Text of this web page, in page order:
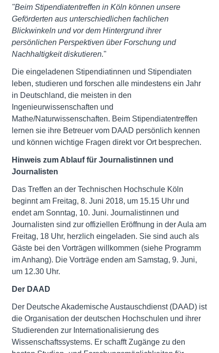
"Beim Stipendiatentreffen in Köln können unsere
Geförderten aus unterschiedlichen fachlichen
Blickwinkeln und vor dem Hintergrund ihrer
persönlichen Perspektiven über Forschung und
Nachhaltigkeit diskutieren."
Die eingeladenen Stipendiatinnen und Stipendiaten
leben, studieren und forschen alle mindestens ein Jahr
in Deutschland, die meisten in den
Ingenieurwissenschaften und
Mathe/Naturwissenschaften. Beim Stipendiatentreffen
lernen sie ihre Betreuer vom DAAD persönlich kennen
und können wichtige Fragen direkt vor Ort besprechen.
Hinweis zum Ablauf für Journalistinnen und
Journalisten
Das Treffen an der Technischen Hochschule Köln
beginnt am Freitag, 8. Juni 2018, um 15.15 Uhr und
endet am Sonntag, 10. Juni. Journalistinnen und
Journalisten sind zur offiziellen Eröffnung in der Aula am
Freitag, 18 Uhr, herzlich eingeladen. Sie sind auch als
Gäste bei den Vorträgen willkommen (siehe Programm
im Anhang). Die Vorträge enden am Samstag, 9. Juni,
um 12.30 Uhr.
Der DAAD
Der Deutsche Akademische Austauschdienst (DAAD) ist
die Organisation der deutschen Hochschulen und ihrer
Studierenden zur Internationalisierung des
Wissenschaftssystems. Er schafft Zugänge zu den